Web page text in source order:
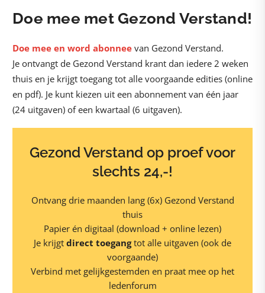
Doe mee met Gezond Verstand!
Doe mee en word abonnee van Gezond Verstand.
Je ontvangt de Gezond Verstand krant dan iedere 2 weken
thuis en je krijgt toegang tot alle voorgaande edities (online
en pdf). Je kunt kiezen uit een abonnement van één jaar
(24 uitgaven) of een kwartaal (6 uitgaven).
Gezond Verstand op proef voor
slechts 24,-!
Ontvang drie maanden lang (6x) Gezond Verstand
thuis
Papier én digitaal (download + online lezen)
Je krijgt direct toegangtot alle uitgaven (ook de
voorgaande)
Verbind met gelijkgestemden en praat mee op het
ledenforum